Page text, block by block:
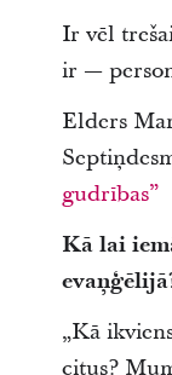
Ir vēl
ir —
Elders
gudrības”
Kā lai
„Kā
citus?